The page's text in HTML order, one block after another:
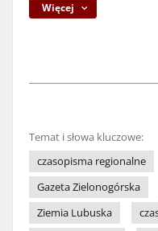
Więcej
Temat i słowa kluczowe:
czasopisma regionalne
Gazeta Zielonogórska
Ziemia Lubuska